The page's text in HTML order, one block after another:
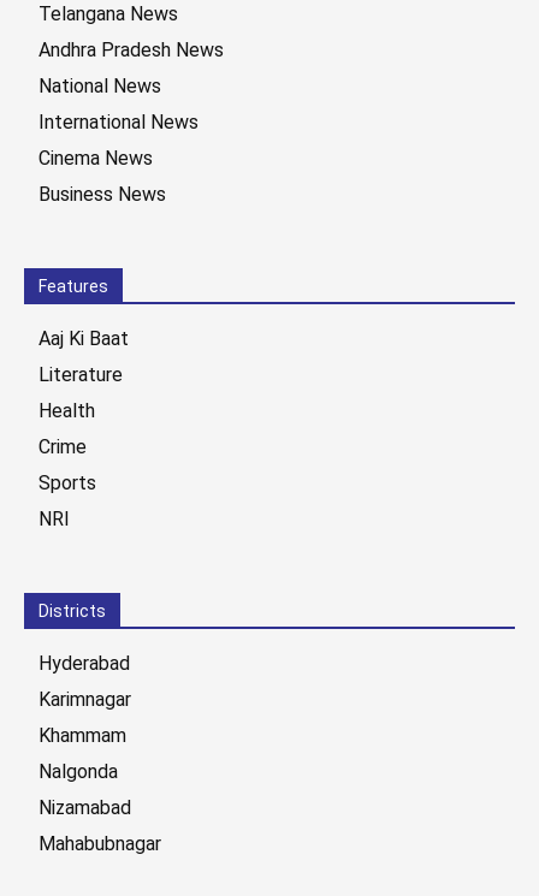
Telangana News
Andhra Pradesh News
National News
International News
Cinema News
Business News
Features
Aaj Ki Baat
Literature
Health
Crime
Sports
NRI
Districts
Hyderabad
Karimnagar
Khammam
Nalgonda
Nizamabad
Mahabubnagar